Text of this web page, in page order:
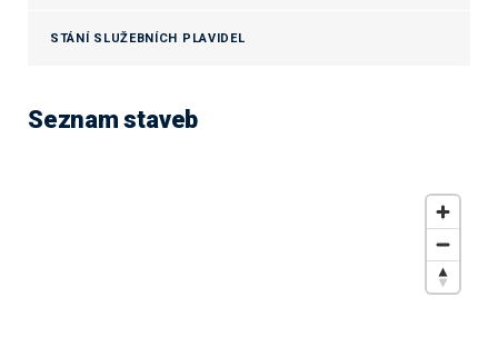
STÁNÍ SLUŽEBNÍCH PLAVIDEL
Seznam staveb